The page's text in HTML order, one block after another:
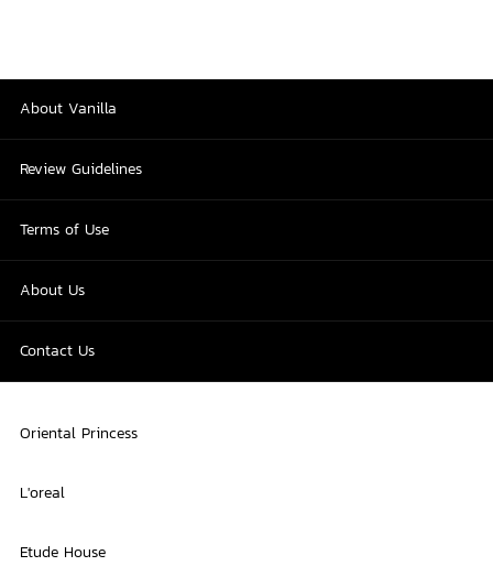
About Vanilla
Review Guidelines
Terms of Use
About Us
Contact Us
Oriental Princess
L'oreal
Etude House